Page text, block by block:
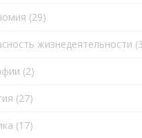
(29)
жизнедеятельности
(2)
(27)
(17)